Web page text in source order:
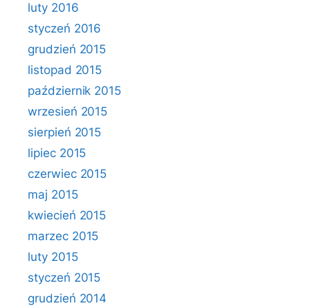
luty 2016
styczeń 2016
grudzień 2015
listopad 2015
październik 2015
wrzesień 2015
sierpień 2015
lipiec 2015
czerwiec 2015
maj 2015
kwiecień 2015
marzec 2015
luty 2015
styczeń 2015
grudzień 2014